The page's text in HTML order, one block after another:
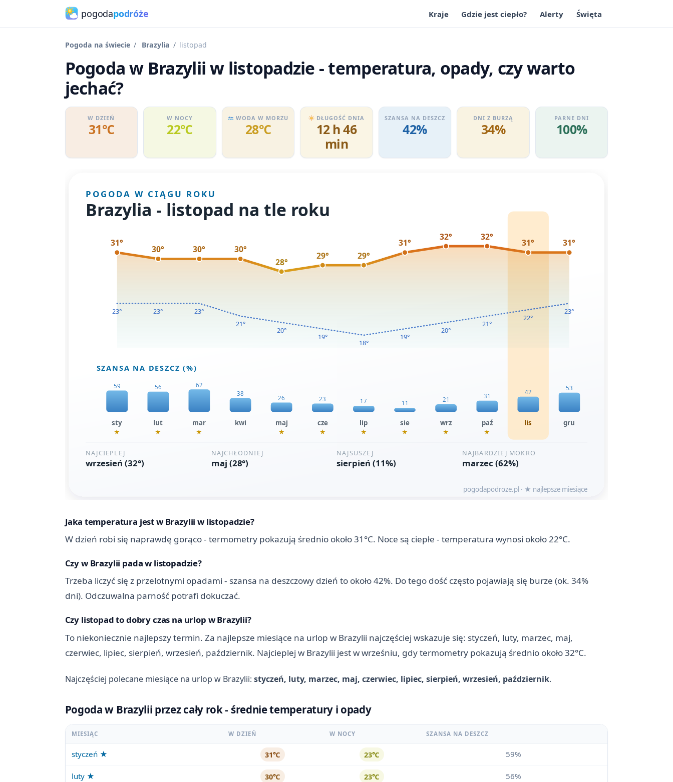
pogodapodróże Kraje Gdzie jest ciepło? Alerty Święta
Pogoda na świecie Brazylia listopad
Pogoda w Brazylii w listopadzie - temperatura, opady, czy warto
jechać?
W DZIEŃ
31℃
W NOCY
22℃
WODA W MORZU
28℃
DŁUGOŚĆ DNIA
12 h 46
min
SZANSA NA DESZCZ
42%
DNI Z BURZĄ
34%
PARNE DNI
100%
Jaka temperatura jest w Brazylii w listopadzie?
W dzień robi się naprawdę gorąco - termometry pokazują średnio około 31°C. Noce są ciepłe - temperatura wynosi około 22°C.
Czy w Brazylii pada w listopadzie?
Trzeba liczyć się z przelotnymi opadami - szansa na deszczowy dzień to około 42%. Do tego dość często pojawiają się burze (ok. 34%
dni). Odczuwalna parność potrafi dokuczać.
Czy listopad to dobry czas na urlop w Brazylii?
To niekoniecznie najlepszy termin. Za najlepsze miesiące na urlop w Brazylii najczęściej wskazuje się: styczeń, luty, marzec, maj,
czerwiec, lipiec, sierpień, wrzesień, październik. Najcieplej w Brazylii jest w wrześniu, gdy termometry pokazują średnio około 32°C.
Najczęściej polecane miesiące na urlop w Brazylii: styczeń, luty, marzec, maj, czerwiec, lipiec, sierpień, wrzesień, październik.
Pogoda w Brazylii przez cały rok - średnie temperatury i opady
MIESIĄC W DZIEŃ W NOCY SZANSA NA DESZCZ
styczeń ★ 31℃ 23℃ 59%
luty ★ 30℃ 23℃ 56%